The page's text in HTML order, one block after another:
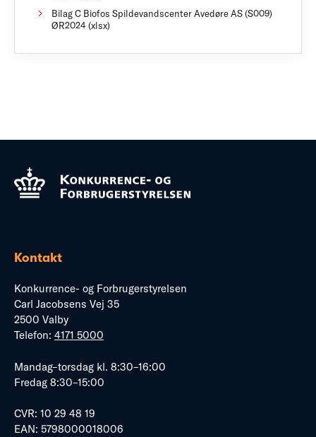
Bilag C Biofos Spildevandscenter Avedøre AS (S009)
ØR2024 (xlsx)
Kontakt
Konkurrence- og Forbrugerstyrelsen
Carl Jacobsens Vej 35
2500 Valby
Telefon: 4171 5000
Mandag–torsdag kl. 8:30–16:00
Fredag 8:30–15:00
CVR: 10 29 48 19
EAN: 5798000018006